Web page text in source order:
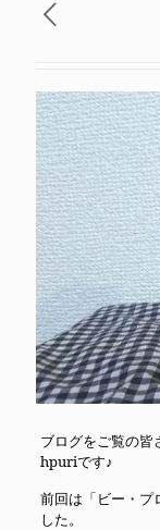
ブログをご覧の皆
hpuriです♪
前回は「ビー・プ
した。